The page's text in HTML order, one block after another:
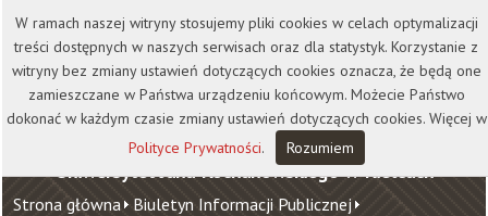
Kontakt Biblioteka
Wydawnictwo
Wirtualna Uczelnia
Uniwersytet Jana Kochanowskiego w Kielcach
Strona główna Biuletyn Informacji Publicznej
W ramach naszej witryny stosujemy pliki cookies w celach optymalizacji
treści dostępnych w naszych serwisach oraz dla statystyk. Korzystanie z
witryny bez zmiany ustawień dotyczących cookies oznacza, że będą one
zamieszczane w Państwa urządzeniu końcowym. Możecie Państwo
dokonać w każdym czasie zmiany ustawień dotyczących cookies. Więcej w
Polityce Prywatności. Rozumiem